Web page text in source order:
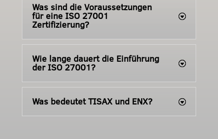
Was sind die Voraussetzungen
für eine ISO 27001
Zertifizierung?
Wie lange dauert die Einführung
der ISO 27001?
Was bedeutet TISAX und ENX?